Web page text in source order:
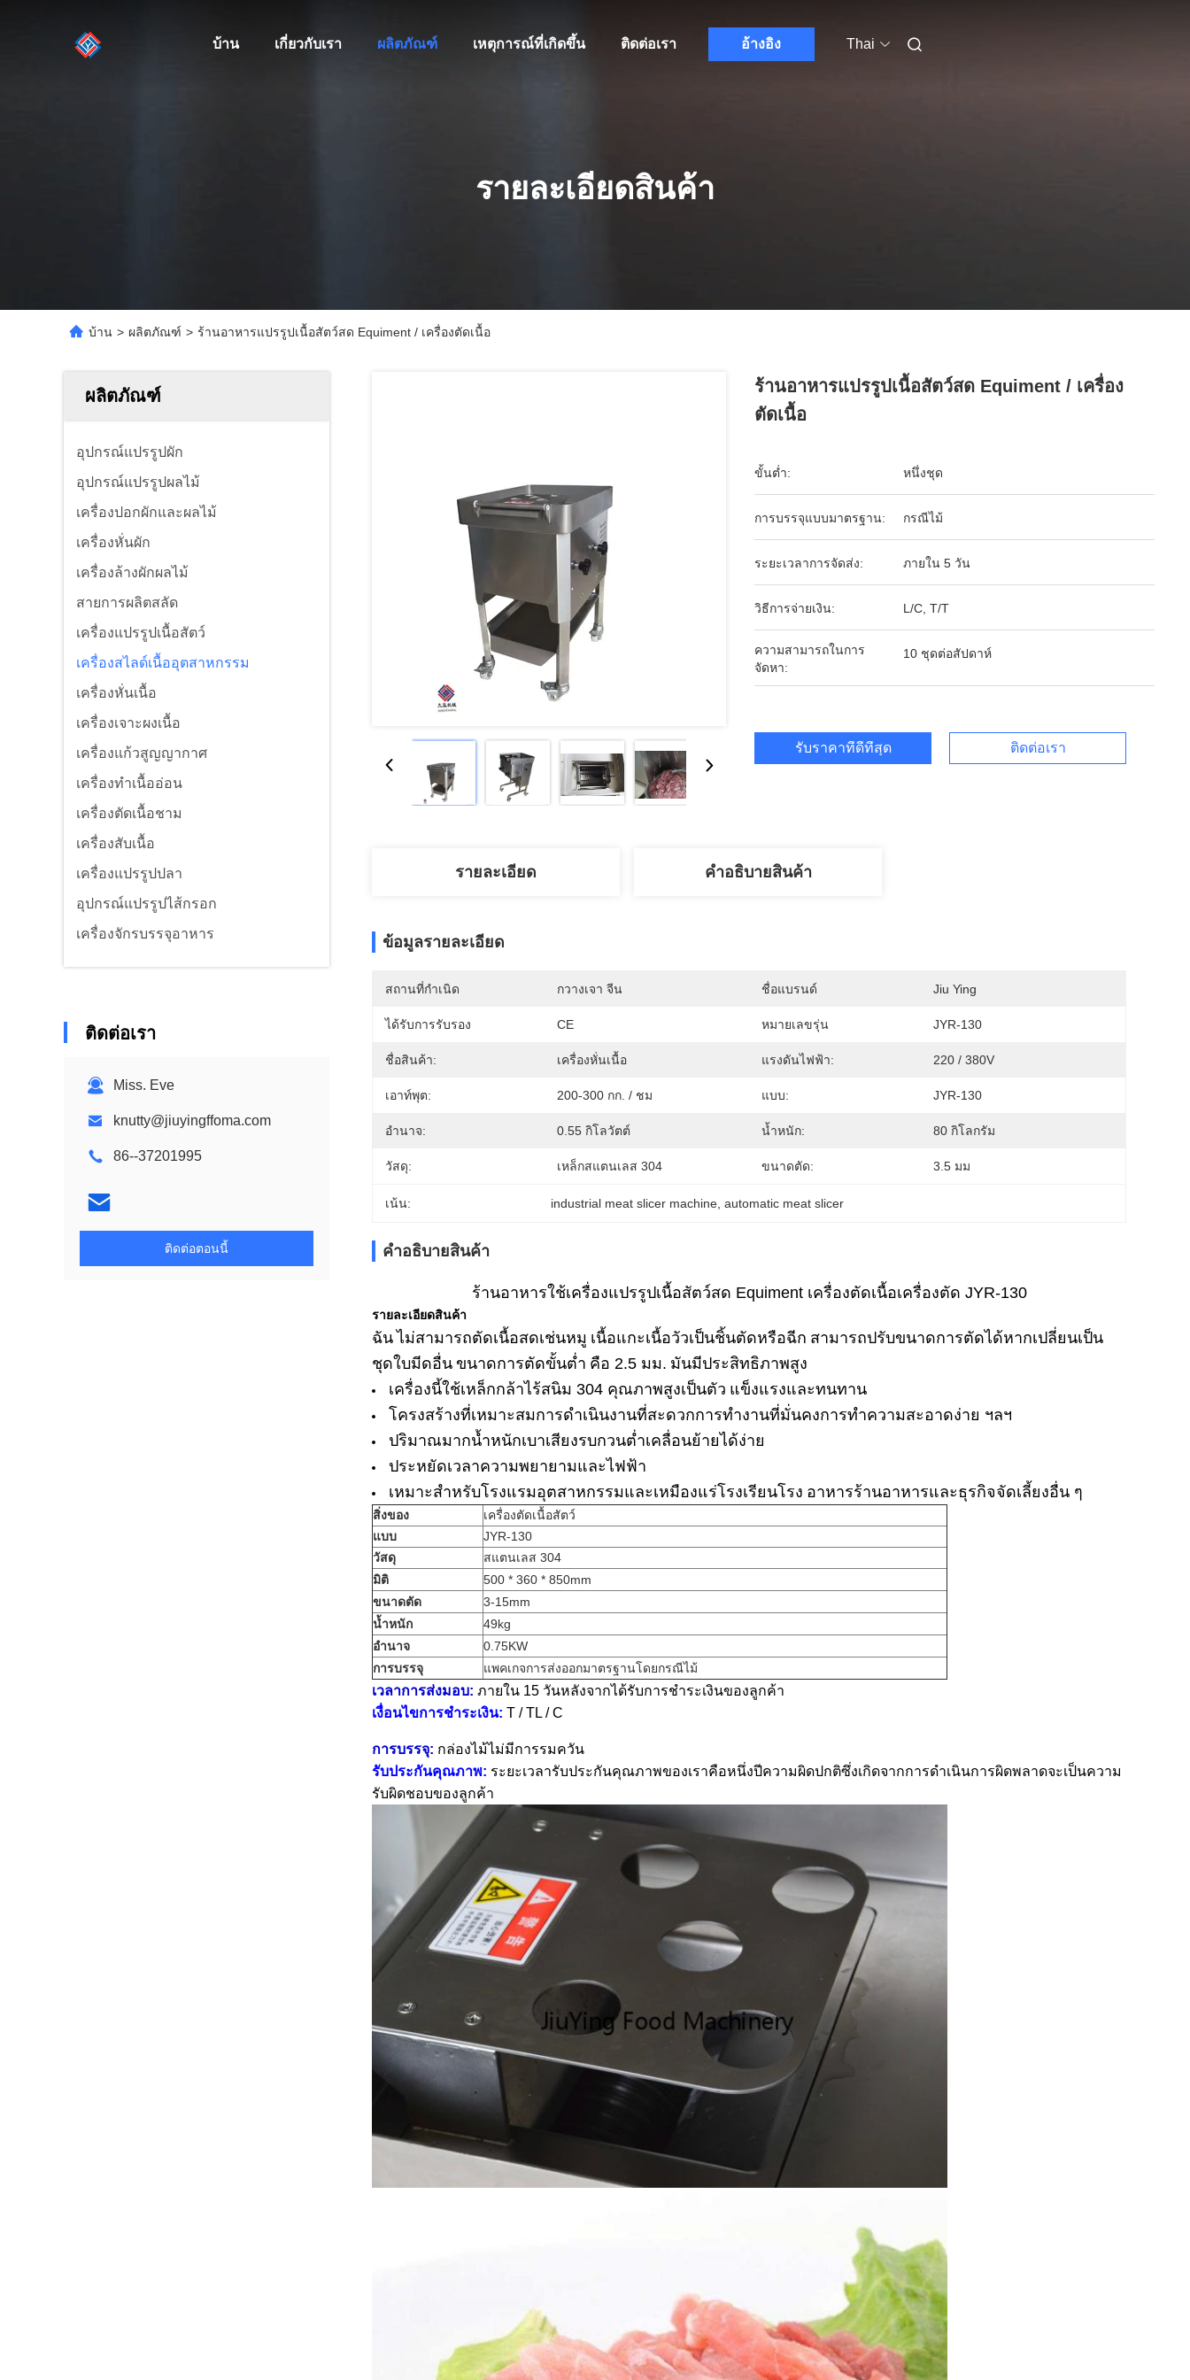
บ้าน เกี่ยวกับเรา ผลิตภัณฑ์ เหตุการณ์ที่เกิดขึ้น ติดต่อเรา อ้างอิง Thai
รายละเอียดสินค้า
บ้าน > ผลิตภัณฑ์ > ร้านอาหารแปรรูปเนื้อสัตว์สด Equiment / เครื่องตัดเนื้อ
ผลิตภัณฑ์
อุปกรณ์แปรรูปผัก
อุปกรณ์แปรรูปผลไม้
เครื่องปอกผักและผลไม้
เครื่องหั่นผัก
เครื่องล้างผักผลไม้
สายการผลิตสลัด
เครื่องแปรรูปเนื้อสัตว์
เครื่องสไลด์เนื้ออุตสาหกรรม
เครื่องหั่นเนื้อ
เครื่องเจาะผงเนื้อ
เครื่องแก้วสูญญากาศ
เครื่องทําเนื้ออ่อน
เครื่องตัดเนื้อชาม
เครื่องสับเนื้อ
เครื่องแปรรูปปลา
อุปกรณ์แปรรูปไส้กรอก
เครื่องจักรบรรจุอาหาร
ติดต่อเรา
Miss. Eve
knutty@jiuyingffoma.com
86--37201995
ติดต่อตอนนี้
ร้านอาหารแปรรูปเนื้อสัตว์สด Equiment / เครื่อง
ตัดเนื้อ
ขั้นต่ำ: หนึ่งชุด
การบรรจุแบบมาตรฐาน: กรณีไม้
ระยะเวลาการจัดส่ง: ภายใน 5 วัน
วิธีการจ่ายเงิน: L/C, T/T
ความสามารถในการ
จัดหา:
10 ชุดต่อสัปดาห์
รับราคาที่ดีที่สุด ติดต่อเรา
รายละเอียด คําอธิบายสินค้า
ข้อมูลรายละเอียด
สถานที่กำเนิด กวางเจา จีน ชื่อแบรนด์ Jiu Ying
ได้รับการรับรอง CE หมายเลขรุ่น JYR-130
ชื่อสินค้า: เครื่องหั่นเนื้อ แรงดันไฟฟ้า: 220 / 380V
เอาท์พุต: 200-300 กก. / ชม แบบ: JYR-130
อำนาจ: 0.55 กิโลวัตต์ น้ำหนัก: 80 กิโลกรัม
วัสดุ: เหล็กสแตนเลส 304 ขนาดตัด: 3.5 มม
เน้น: industrial meat slicer machine , automatic meat slicer
คําอธิบายสินค้า
ร้านอาหารใช้เครื่องแปรรูปเนื้อสัตว์สด Equiment เครื่องตัดเนื้อเครื่องตัด JYR-130
รายละเอียดสินค้า
ฉัน ไม่สามารถตัดเนื้อสดเช่นหมู เนื้อแกะเนื้อวัวเป็นชิ้นตัดหรือฉีก สามารถปรับขนาดการตัดได้หากเปลี่ยนเป็น
ชุดใบมีดอื่น ขนาดการตัดขั้นต่ำ คือ 2.5 มม. มันมีประสิทธิภาพสูง
เครื่องนี้ใช้เหล็กกล้าไร้สนิม 304 คุณภาพสูงเป็นตัว แข็งแรงและทนทาน
โครงสร้างที่เหมาะสมการดำเนินงานที่สะดวกการทำงานที่มั่นคงการทำความสะอาดง่าย ฯลฯ
ปริมาณมากน้ำหนักเบาเสียงรบกวนต่ำเคลื่อนย้ายได้ง่าย
ประหยัดเวลาความพยายามและไฟฟ้า
เหมาะสำหรับโรงแรมอุตสาหกรรมและเหมืองแร่โรงเรียนโรง อาหารร้านอาหารและธุรกิจจัดเลี้ยงอื่น ๆ
สิ่งของ
เครื่องตัดเนื้อสัตว์
แบบ
JYR-130
วัสดุ
สแตนเลส 304
มิติ
500 * 360 * 850mm
ขนาดตัด
3-15mm
น้ำหนัก
49kg
อำนาจ
0.75KW
การบรรจุ
แพคเกจการส่งออกมาตรฐานโดยกรณีไม้
เวลาการส่งมอบ: ภายใน 15 วันหลังจากได้รับการชำระเงินของลูกค้า
เงื่อนไขการชำระเงิน: T / TL / C
การบรรจุ: กล่องไม้ไม่มีการรมควัน
รับประกันคุณภาพ: ระยะเวลารับประกันคุณภาพของเราคือหนึ่งปีความผิดปกติซึ่งเกิดจากการดำเนินการผิดพลาดจะเป็นความ
รับผิดชอบของลูกค้า